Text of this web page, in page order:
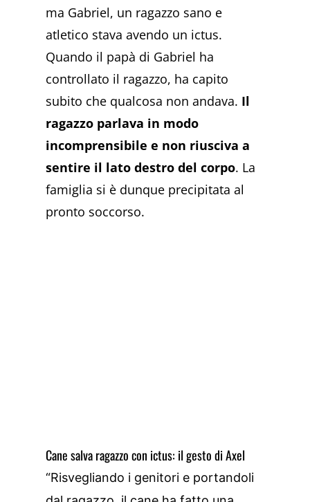
ma Gabriel, un ragazzo sano e
atletico stava avendo un ictus.
Quando il papà di Gabriel ha
controllato il ragazzo, ha capito
subito che qualcosa non andava. Il
ragazzo parlava in modo
incomprensibile e non riusciva a
sentire il lato destro del corpo. La
famiglia si è dunque precipitata al
pronto soccorso.
Cane salva ragazzo con ictus: il gesto di Axel
“Risvegliando i genitori e portandoli